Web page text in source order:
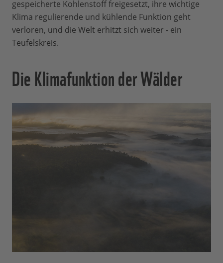
gespeicherte Kohlenstoff freigesetzt, ihre wichtige
Klima regulierende und kühlende Funktion geht
verloren, und die Welt erhitzt sich weiter - ein
Teufelskreis.
Die Klimafunktion der Wälder